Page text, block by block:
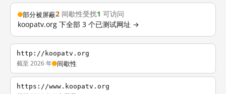
部分被屏蔽2 间歇性受扰1 可访问
koopatv.org 下全部 3 个已测试网址 →
http://koopatv.org
截至 2026 年 间歇性
https://www.koopatv.org